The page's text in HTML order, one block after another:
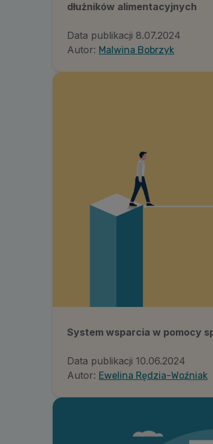
dłużników alimentacyjnych
Data publikacji 8.07.2024
Autor: Malwina Bobrzyk
System wsparcia w pomocy
Data publikacji 10.06.2024
Autor: Ewelina Rędzia-Woźniak